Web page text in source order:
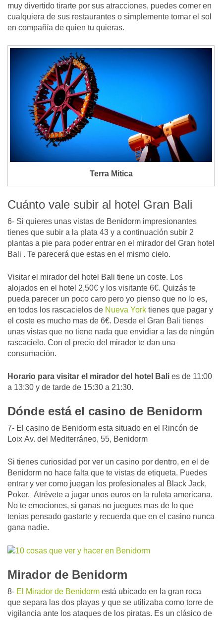
muy divertido tirarte por sus atracciones, puedes comer en
cualquiera de sus restaurantes o simplemente tomar el sol
en compañía de quien tu quieras.
Terra Mitica
Cuánto vale subir al hotel Gran Bali
6- Si quieres unas vistas de Benidorm impresionantes
tienes que subir a la plata 43 y a continuación subir 2
plantas a pie para poder entrar en el mirador del Gran hotel
Bali . Te parecerá que estas en el mismo cielo.
Visitar el mirador del hotel Bali tiene un coste. Los
alojados en el hotel 2,50€ y los visitante 6€. Quizás te
pueda parecer un poco caro pero yo pienso que no lo es,
en todos los rascacielos de Nueva York tienes que pagar y
el coste es mucho mas de 6€. Desde el Gran Bali tienes
unas vistas que no tiene nada que envidiar a las de ningún
rascacielo. Con el precio del mirador te dan una
consumación.
Horario para visitar el mirador del hotel Bali es de 11:00
a 13:30 y de tarde de 15:30 a 21:30.
Dónde está el casino de Benidorm
7- El casino de Benidorm esta situado en el Rincón de
Loix Av. del Mediterráneo, 55, Benidorm
Si tienes curiosidad por ver un casino por dentro, en el de
Benidorm no hace falta que te vistas de etiqueta. Puedes
entrar y ver como juegan los profesionales al Black Jack,
Poker. Atrévete a jugar unos euros en la ruleta americana.
No te emociones, si ganas no juegues mas de lo que
tenias pensado gastarte y recuerda que en el casino nunca
gana nadie.
Mirador de Benidorm
8- El Mirador de Benidorm está ubicado en la gran roca
que separa las dos playas y que se utilizaba como torre de
vigilancia ante los ataques de los piratas. Es un clásico de